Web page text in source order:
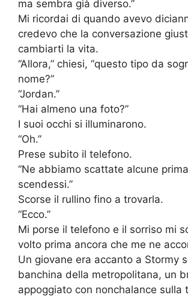
ma sembra già diverso.”
Mi ricordai di quando avevo
credevo che la conversazione
cambiarti la vita.
“Allora,” chiesi, “questo tipo da
nome?”
“Jordan.”
“Hai almeno una foto?”
I suoi occhi si illuminarono.
“Oh.”
Prese subito il telefono.
“Ne abbiamo scattate alcune
scendessi.”
Scorse il rullino fino a trovarla.
“Ecco.”
Mi porse il telefono e il sorriso mi
volto prima ancora che me ne
Un giovane era accanto a Stormy
banchina della metropolitana, un
appoggiato con nonchalance sulla